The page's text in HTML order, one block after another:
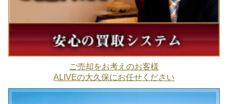
ご売却をお考えのお客様
ALIVEの大久保にお任せください